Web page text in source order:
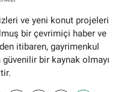
ve yeni konut projeleri
bir çevrimiçi haber ve
itibaren, gayrimenkul
bir kaynak olmayı